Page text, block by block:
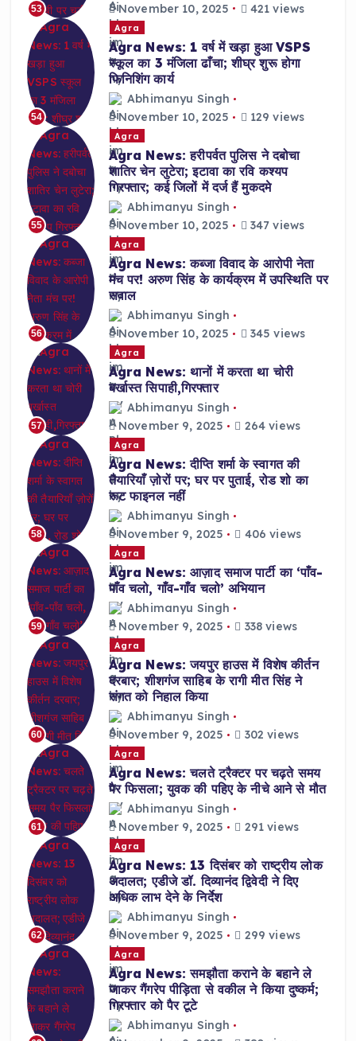
53
November 10, 2025
421 views
54
Agra
Agra News: 1 वर्ष में खड़ा हुआ VSPS
स्कूल का 3 मंजिला ढाँचा; शीघ्र शुरू होगा
फिनिशिंग कार्य
Abhimanyu Singh
November 10, 2025
129 views
55
Agra
Agra News: हरीपर्वत पुलिस ने दबोचा
शातिर चेन लुटेरा; इटावा का रवि कश्यप
गिरफ्तार; कई जिलों में दर्ज हैं मुकदमे
Abhimanyu Singh
November 10, 2025
347 views
56
Agra
Agra News: कब्जा विवाद के आरोपी नेता
मंच पर! अरुण सिंह के कार्यक्रम में उपस्थिति पर
सवाल
Abhimanyu Singh
November 10, 2025
345 views
57
Agra
Agra News: थानों में करता था चोरी
बर्खास्त सिपाही,गिरफ्तार
Abhimanyu Singh
November 9, 2025
264 views
58
Agra
Agra News: दीप्ति शर्मा के स्वागत की
तैयारियाँ ज़ोरों पर; घर पर पुताई, रोड शो का
रूट फाइनल नहीं
Abhimanyu Singh
November 9, 2025
406 views
59
Agra
Agra News: आज़ाद समाज पार्टी का ‘पाँव-
पाँव चलो, गाँव-गाँव चलो’ अभियान
Abhimanyu Singh
November 9, 2025
338 views
60
Agra
Agra News: जयपुर हाउस में विशेष कीर्तन
दरबार; शीशगंज साहिब के रागी मीत सिंह ने
संगत को निहाल किया
Abhimanyu Singh
November 9, 2025
302 views
61
Agra
Agra News: चलते ट्रैक्टर पर चढ़ते समय
पैर फिसला; युवक की पहिए के नीचे आने से मौत
Abhimanyu Singh
November 9, 2025
291 views
62
Agra
Agra News: 13 दिसंबर को राष्ट्रीय लोक
अदालत; एडीजे डॉ. दिव्यानंद द्विवेदी ने दिए
अधिक लाभ देने के निर्देश
Abhimanyu Singh
November 9, 2025
299 views
Agra
Agra News: समझौता कराने के बहाने ले
जाकर गैंगरेप पीड़िता से वकील ने किया दुष्कर्म;
गिरफ्तार को पैर टूटे
Abhimanyu Singh